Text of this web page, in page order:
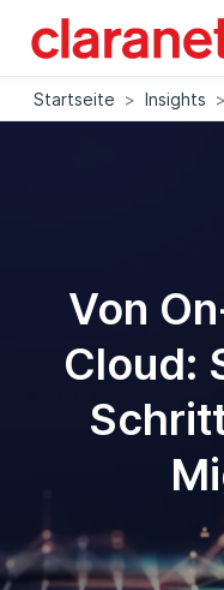
Startseite > Insights >
Von
Cloud: